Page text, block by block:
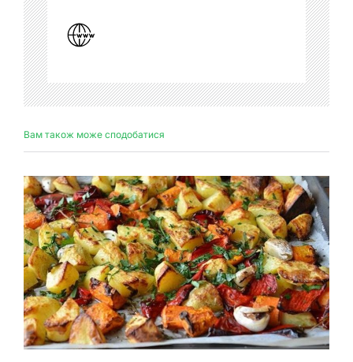
Вам також може сподобатися